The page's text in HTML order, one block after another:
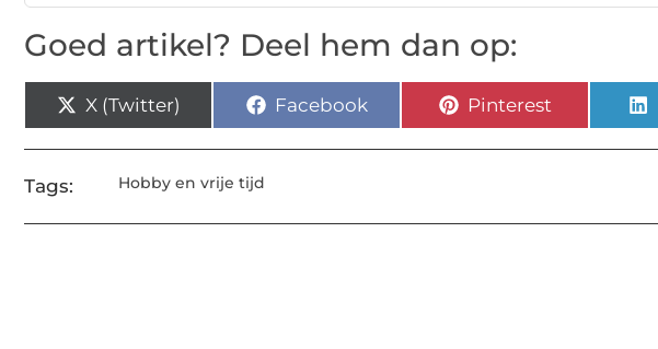
Goed artikel? Deel hem dan op:
X (Twitter) Facebook Pinterest
Tags: Hobby en vrije tijd